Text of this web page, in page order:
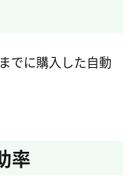
でに購入した自動
率